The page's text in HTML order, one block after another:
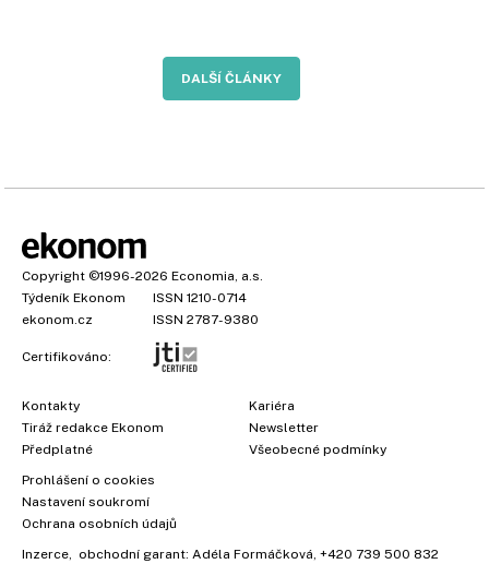
DALŠÍ ČLÁNKY
Copyright ©1996-2026 Economia, a.s.
Týdeník Ekonom
ISSN 1210-0714
ekonom.cz
ISSN 2787-9380
Certifikováno:
Kontakty
Tiráž redakce Ekonom
Předplatné
Kariéra
Newsletter
Všeobecné podmínky
Prohlášení o cookies
Nastavení soukromí
Ochrana osobních údajů
Inzerce, obchodní garant: Adéla Formáčková, +420 739 500 832